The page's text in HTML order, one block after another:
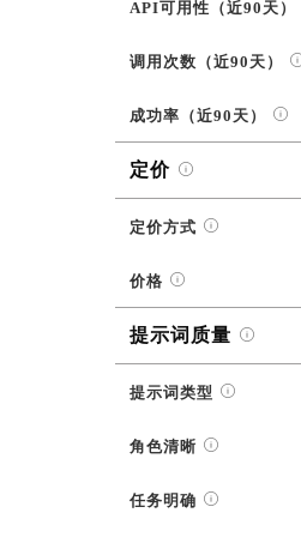
API可用性（近90天）
调用次数（近90天）
成功率（近90天）
定价
定价方式
价格
提示词质量
提示词类型
角色清晰
任务明确